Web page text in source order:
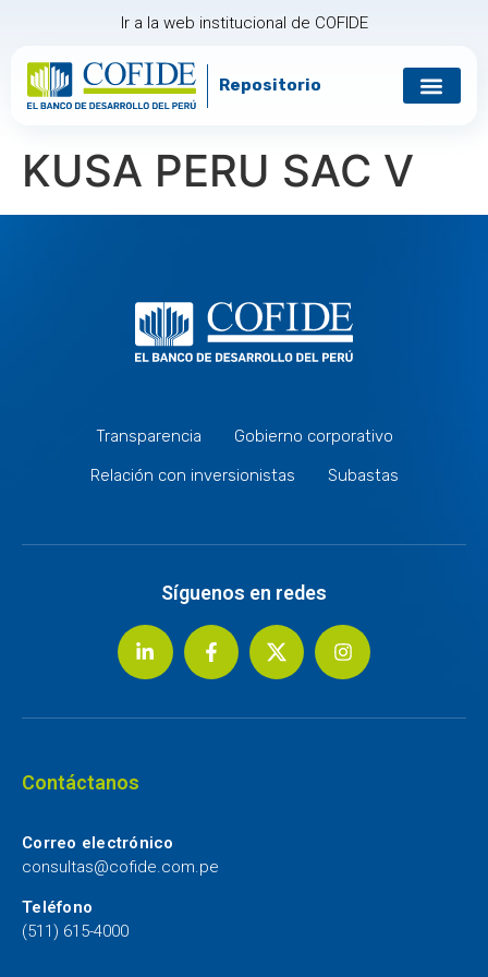
Ir a la web institucional de COFIDE
Repositorio
KUSA PERU SAC V
Transparencia
Gobierno corporativo
Relación con inversionistas
Subastas
Síguenos en redes
Contáctanos
Correo electrónico
consultas@cofide.com.pe
Teléfono
(511) 615-4000